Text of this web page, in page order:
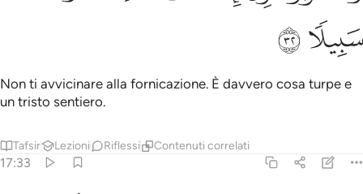
ﲂﲃ
Non ti avvicinare alla fornicazione. È davvero cosa turpe e
un tristo sentiero.
Tafsir Lezioni Riflessi Contenuti correlati
17:33